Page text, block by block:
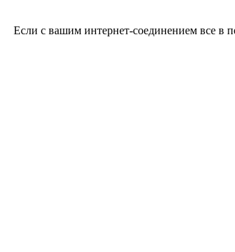
Если с вашим интернет-соединением все в